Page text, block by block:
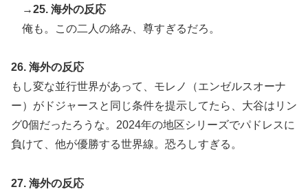
→25. 海外の反応
俺も。この二人の絡み、尊すぎるだろ。
26. 海外の反応
もし変な並行世界があって、モレノ（エンゼルスオーナ
ー）がドジャースと同じ条件を提示してたら、大谷はリン
グ0個だったろうな。2024年の地区シリーズでパドレスに
負けて、他が優勝する世界線。恐ろしすぎる。
27. 海外の反応